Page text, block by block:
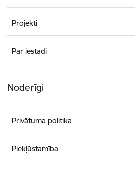
Projekti
Par iestādi
Noderīgi
Privātuma politika
Piekļūstamība